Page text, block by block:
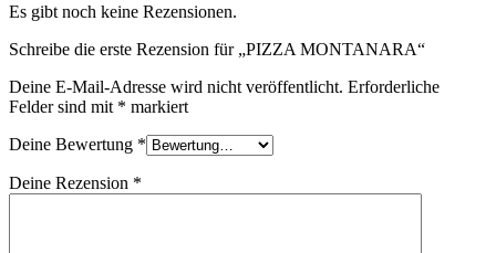
Es gibt noch keine Rezensionen.
Schreibe die erste Rezension für „PIZZA MONTANARA“
Deine E-Mail-Adresse wird nicht veröffentlicht. Erforderliche
Felder sind mit * markiert
Deine Bewertung *
Deine Rezension *